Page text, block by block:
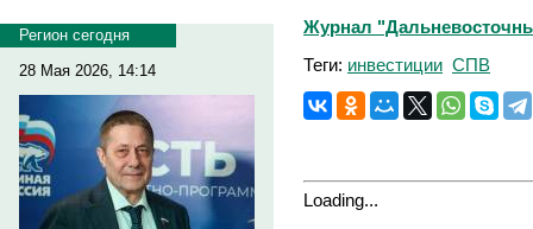
Регион сегодня
28 Мая 2026, 14:14
Журнал
Теги: инвестиции СПВ
Loading...